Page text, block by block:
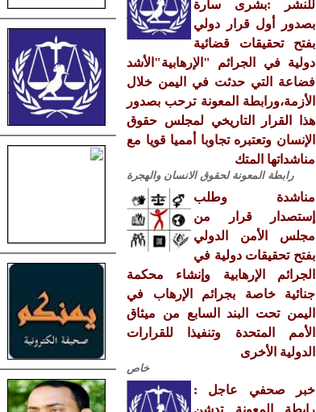
للنشر :بشرى سارة
بصدور أول قرار دولي
بفتح تحقيقات قضائية
دولية في الجرائم "الإرهابية"الأشد
فضاعة التي حدثت في اليمن خلال
الأزمة،ورابطة المعونة ترحب بصدور
هذا القرار التاريخي لمجلس حقوق
الإنسان وتعتبره تجاوبا أمميا قويا مع
مناشداتها المتك
رابطة المعونة لحقوق الانسان والهجرة
مناشدة وطلب
إستصدار قرار من
مجلس الأمن الدولي
بفتح تحقيقات دولية في
الجرائم الإرهابية وإنشاء محكمة
جنائية خاصة بجرائم الإرهاب في
اليمن تحت البند السابع من ميثاق
الأمم المتحدة وتنفيذا للقرارات
الدولية الأخرى
خاص
خبر صحفي عاجل :
رابطة المعونة تدشن